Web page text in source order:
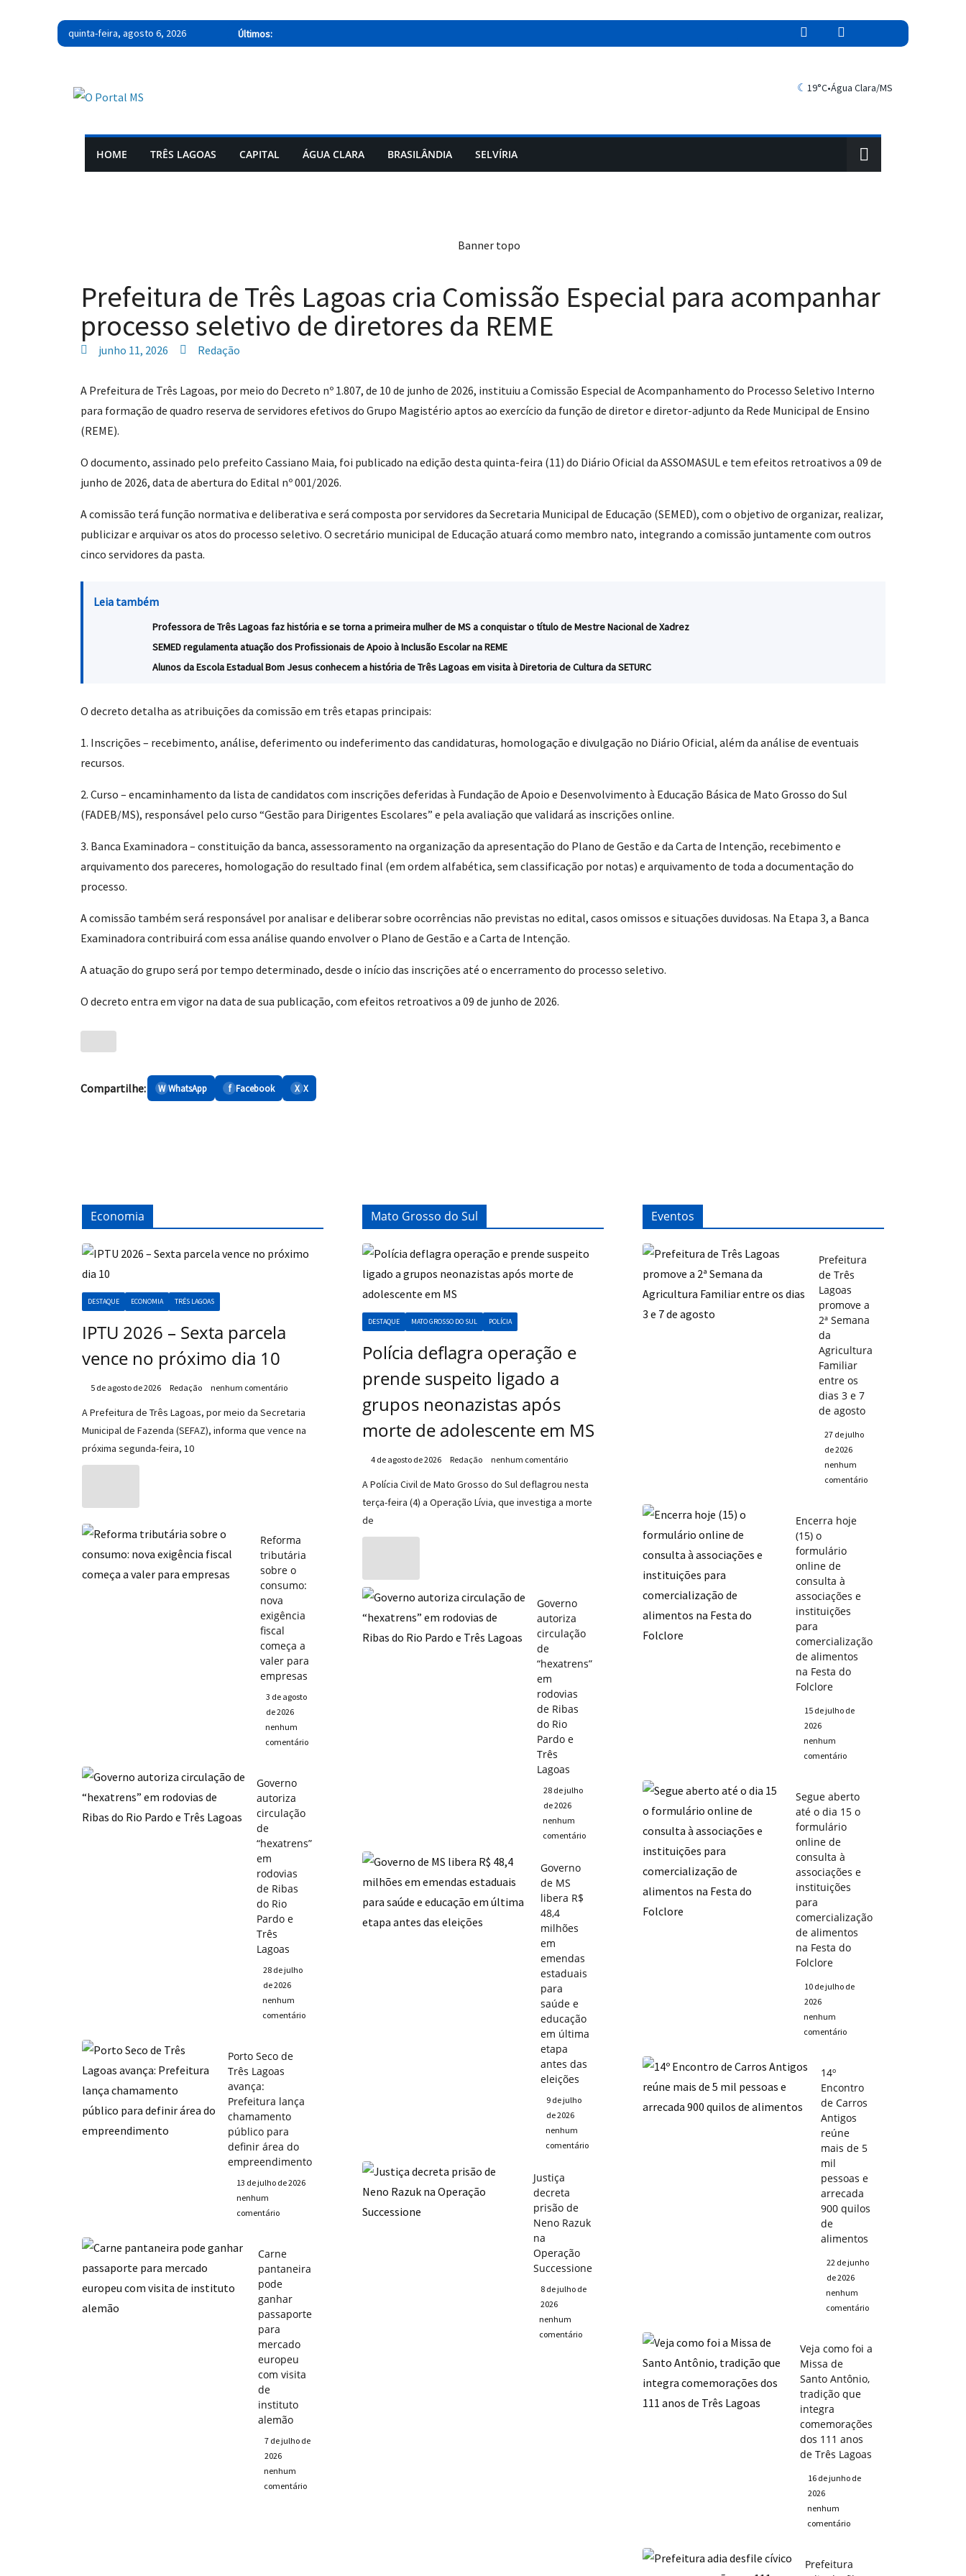
quinta-feira, agosto 6, 2026 Últimos:
☾ 19°C•Água Clara/MS
HOME TRÊS LAGOAS CAPITAL ÁGUA CLARA BRASILÂNDIA SELVÍRIA
Prefeitura de Três Lagoas cria Comissão Especial para acompanhar
processo seletivo de diretores da REME
junho 11, 2026 Redação
A Prefeitura de Três Lagoas, por meio do Decreto nº 1.807, de 10 de junho de 2026, instituiu a Comissão Especial de Acompanhamento do Processo Seletivo Interno
para formação de quadro reserva de servidores efetivos do Grupo Magistério aptos ao exercício da função de diretor e diretor-adjunto da Rede Municipal de Ensino
(REME).
O documento, assinado pelo prefeito Cassiano Maia, foi publicado na edição desta quinta-feira (11) do Diário Oficial da ASSOMASUL e tem efeitos retroativos a 09 de
junho de 2026, data de abertura do Edital nº 001/2026.
A comissão terá função normativa e deliberativa e será composta por servidores da Secretaria Municipal de Educação (SEMED), com o objetivo de organizar, realizar,
publicizar e arquivar os atos do processo seletivo. O secretário municipal de Educação atuará como membro nato, integrando a comissão juntamente com outros
cinco servidores da pasta.
Leia também
Professora de Três Lagoas faz história e se torna a primeira mulher de MS a conquistar o título de Mestre Nacional de Xadrez
SEMED regulamenta atuação dos Profissionais de Apoio à Inclusão Escolar na REME
Alunos da Escola Estadual Bom Jesus conhecem a história de Três Lagoas em visita à Diretoria de Cultura da SETURC
O decreto detalha as atribuições da comissão em três etapas principais:
1. Inscrições – recebimento, análise, deferimento ou indeferimento das candidaturas, homologação e divulgação no Diário Oficial, além da análise de eventuais
recursos.
2. Curso – encaminhamento da lista de candidatos com inscrições deferidas à Fundação de Apoio e Desenvolvimento à Educação Básica de Mato Grosso do Sul
(FADEB/MS), responsável pelo curso “Gestão para Dirigentes Escolares” e pela avaliação que validará as inscrições online.
3. Banca Examinadora – constituição da banca, assessoramento na organização da apresentação do Plano de Gestão e da Carta de Intenção, recebimento e
arquivamento dos pareceres, homologação do resultado final (em ordem alfabética, sem classificação por notas) e arquivamento de toda a documentação do
processo.
A comissão também será responsável por analisar e deliberar sobre ocorrências não previstas no edital, casos omissos e situações duvidosas. Na Etapa 3, a Banca
Examinadora contribuirá com essa análise quando envolver o Plano de Gestão e a Carta de Intenção.
A atuação do grupo será por tempo determinado, desde o início das inscrições até o encerramento do processo seletivo.
O decreto entra em vigor na data de sua publicação, com efeitos retroativos a 09 de junho de 2026.
Compartilhe: W WhatsApp f Facebook X X
Economia
DESTAQUE ECONOMIA TRÊS LAGOAS
IPTU 2026 – Sexta parcela
vence no próximo dia 10
5 de agosto de 2026 Redação nenhum comentário
A Prefeitura de Três Lagoas, por meio da Secretaria
Municipal de Fazenda (SEFAZ), informa que vence na
próxima segunda-feira, 10
Reforma
tributária
sobre o
consumo:
nova
exigência
fiscal
começa a
valer para
empresas
3 de agosto
de 2026
nenhum
comentário
Governo
autoriza
circulação
de
“hexatrens”
em
rodovias
de Ribas
do Rio
Pardo e
Três
Lagoas
28 de julho
de 2026
nenhum
comentário
Porto Seco de
Três Lagoas
avança:
Prefeitura lança
chamamento
público para
definir área do
empreendimento
13 de julho de 2026
nenhum
comentário
Carne
pantaneira
pode
ganhar
passaporte
para
mercado
europeu
com visita
de
instituto
alemão
7 de julho de
2026
nenhum
comentário
Mato Grosso do Sul
DESTAQUE MATO GROSSO DO SUL POLÍCIA
Polícia deflagra operação e
prende suspeito ligado a
grupos neonazistas após
morte de adolescente em MS
4 de agosto de 2026 Redação nenhum comentário
A Polícia Civil de Mato Grosso do Sul deflagrou nesta
terça-feira (4) a Operação Lívia, que investiga a morte
de
Governo
autoriza
circulação
de
“hexatrens”
em
rodovias
de Ribas
do Rio
Pardo e
Três
Lagoas
28 de julho
de 2026
nenhum
comentário
Governo
de MS
libera R$
48,4
milhões
em
emendas
estaduais
para
saúde e
educação
em última
etapa
antes das
eleições
9 de julho
de 2026
nenhum
comentário
Justiça
decreta
prisão de
Neno Razuk
na
Operação
Successione
8 de julho de
2026
nenhum
comentário
Eventos
Prefeitura
de Três
Lagoas
promove a
2ª Semana
da
Agricultura
Familiar
entre os
dias 3 e 7
de agosto
27 de julho
de 2026
nenhum
comentário
Encerra hoje
(15) o
formulário
online de
consulta à
associações e
instituições
para
comercialização
de alimentos
na Festa do
Folclore
15 de julho de
2026
nenhum
comentário
Segue aberto
até o dia 15 o
formulário
online de
consulta à
associações e
instituições
para
comercialização
de alimentos
na Festa do
Folclore
10 de julho de
2026
nenhum
comentário
14º
Encontro
de Carros
Antigos
reúne
mais de 5
mil
pessoas e
arrecada
900 quilos
de
alimentos
22 de junho
de 2026
nenhum
comentário
Veja como foi a
Missa de
Santo Antônio,
tradição que
integra
comemorações
dos 111 anos
de Três Lagoas
16 de junho de
2026
nenhum
comentário
Prefeitura